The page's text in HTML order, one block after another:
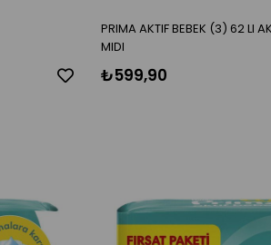
PRIMA AKTIF BEBEK (3) 62 LI
MIDI
₺599,90